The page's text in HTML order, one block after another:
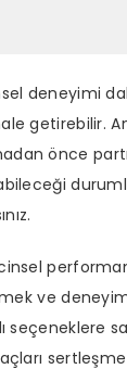
deneyimi
getirebilir.
önce
ve
seçeneklere